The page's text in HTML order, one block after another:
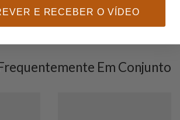
tuas dúvidas.
Em Conjunto
E RECEBER O VÍDEO